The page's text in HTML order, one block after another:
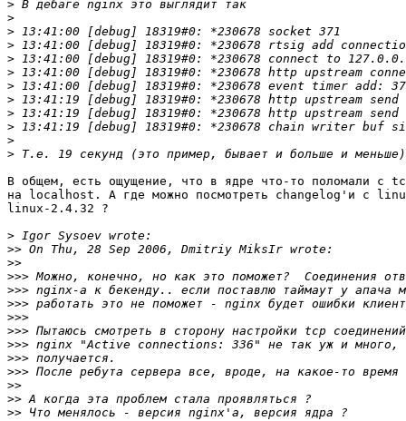
>
>
>
>
>
>
>
>
>
>
>
>
В общем, есть ощущение, что в ядре что-то поломали с
на localhost. А где можно посмотреть changelog'и c
linux-2.4.32 ?
>
>>
>>
>>>
>>>
>>>
>>>
>>>
>>>
>>>
>>>
>>
>>
>>